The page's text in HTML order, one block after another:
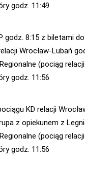
godz. 11:49
godz. 8:15 z biletami
Wrocław-Lubań
(pociąg
godz. 11:56
KD relacji
z opiekunem z
(pociąg
godz. 11:56